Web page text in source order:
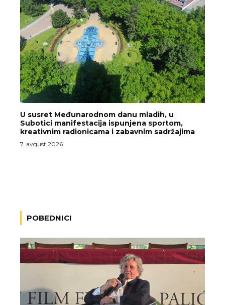
U susret Međunarodnom danu mladih, u
Subotici manifestacija ispunjena sportom,
kreativnim radionicama i zabavnim sadržajima
7. avgust 2026.
POBEDNICI